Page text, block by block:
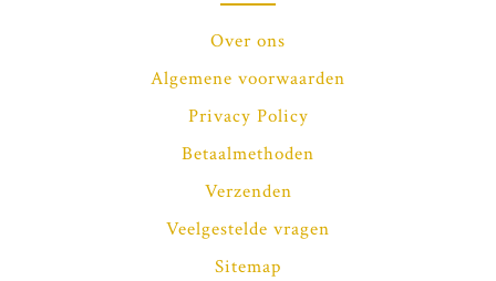
Over ons
Algemene voorwaarden
Privacy Policy
Betaalmethoden
Verzenden
Veelgestelde vragen
Sitemap